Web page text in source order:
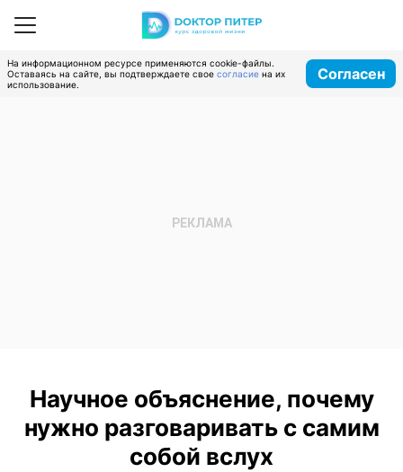
На информационном ресурсе применяются cookie-файлы.
Оставаясь на сайте, вы подтверждаете свое согласие на их
использование.
Согласен
Научное объяснение, почему
нужно разговаривать с самим
собой вслух